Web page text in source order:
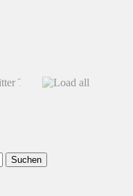
Suchen